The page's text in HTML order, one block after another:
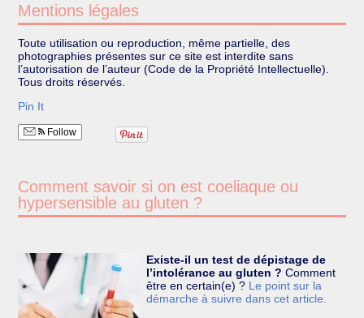
Mentions légales
Toute utilisation ou reproduction, même partielle, des
photographies présentes sur ce site est interdite sans
l’autorisation de l’auteur (Code de la Propriété Intellectuelle).
Tous droits réservés.
Pin It
Follow
Comment savoir si on est coeliaque ou
hypersensible au gluten ?
Existe-il un test de dépistage de
l’intolérance au gluten ? Comment
être en certain(e) ?Le point sur la
démarche à suivre dans cet article.